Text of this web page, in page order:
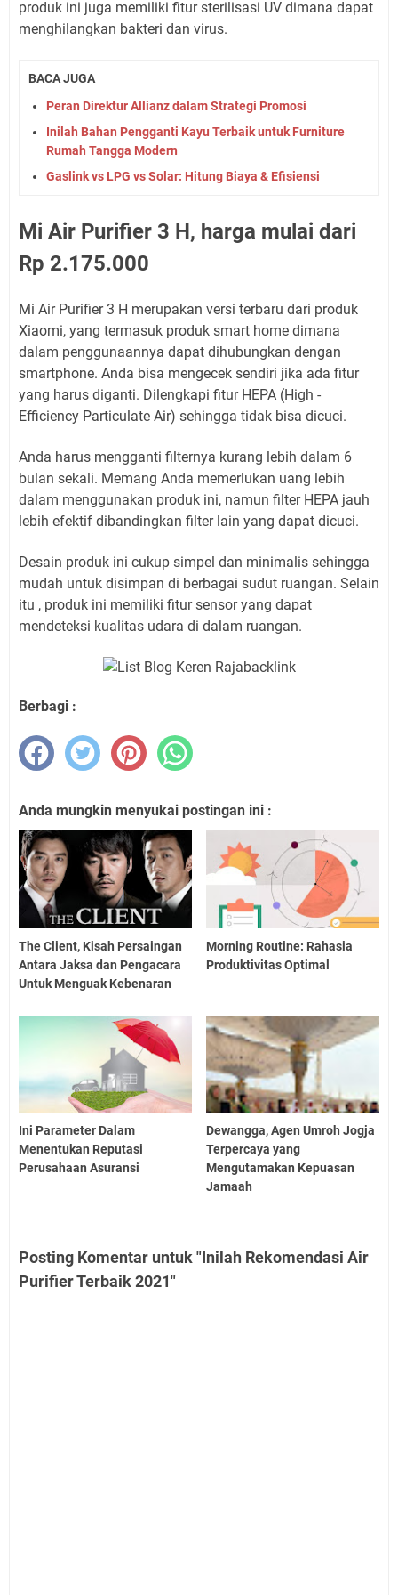
produk ini juga memiliki fitur sterilisasi UV dimana dapat
menghilangkan bakteri dan virus.
BACA JUGA
Peran Direktur Allianz dalam Strategi Promosi
Inilah Bahan Pengganti Kayu Terbaik untuk Furniture
Rumah Tangga Modern
Gaslink vs LPG vs Solar: Hitung Biaya & Efisiensi
Mi Air Purifier 3 H, harga mulai dari
Rp 2.175.000
Mi Air Purifier 3 H merupakan versi terbaru dari produk
Xiaomi, yang termasuk produk smart home dimana
dalam penggunaannya dapat dihubungkan dengan
smartphone. Anda bisa mengecek sendiri jika ada fitur
yang harus diganti. Dilengkapi fitur HEPA (High -
Efficiency Particulate Air) sehingga tidak bisa dicuci.
Anda harus mengganti filternya kurang lebih dalam 6
bulan sekali. Memang Anda memerlukan uang lebih
dalam menggunakan produk ini, namun filter HEPA jauh
lebih efektif dibandingkan filter lain yang dapat dicuci.
Desain produk ini cukup simpel dan minimalis sehingga
mudah untuk disimpan di berbagai sudut ruangan. Selain
itu , produk ini memiliki fitur sensor yang dapat
mendeteksi kualitas udara di dalam ruangan.
Berbagi :
Anda mungkin menyukai postingan ini :
The Client, Kisah Persaingan
Antara Jaksa dan Pengacara
Untuk Menguak Kebenaran
Morning Routine: Rahasia
Produktivitas Optimal
Ini Parameter Dalam
Menentukan Reputasi
Perusahaan Asuransi
Dewangga, Agen Umroh Jogja
Terpercaya yang
Mengutamakan Kepuasan
Jamaah
Posting Komentar untuk "Inilah Rekomendasi Air
Purifier Terbaik 2021"